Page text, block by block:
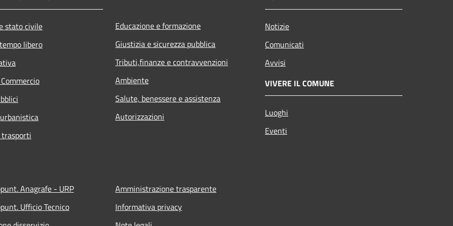
stato civile
libero
Educazione e formazione
Giustizia e sicurezza pubblica
Tributi,finanze e contravvenzioni
Ambiente
Salute, benessere e assistenza
Autorizzazioni
Notizie
Comunicati
Avvisi
VIVERE IL COMUNE
Luoghi
Eventi
Anagrafe - URP
Ufficio Tecnico
Amministrazione trasparente
Informativa privacy